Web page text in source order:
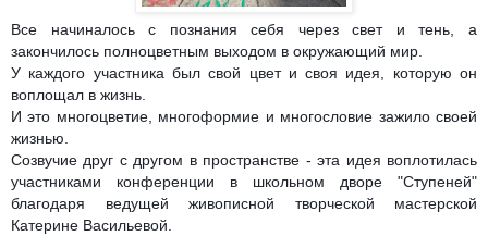
Все начиналось с познания себя через свет и тень, а
закончилось полноцветным выходом в окружающий мир.
У каждого участника был свой цвет и своя идея, которую он
воплощал в жизнь.
И это многоцветие, многоформие и многословие зажило своей
жизнью.
Созвучие друг с другом в пространстве - эта идея воплотилась
участниками конференции в школьном дворе "Ступеней"
благодаря ведущей живописной творческой мастерской
Катерине Васильевой.